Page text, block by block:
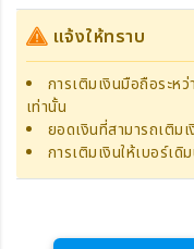
แจ้งให้ทราบ
การเติมเงินมือถือระหว่
เท่านั้น
ยอดเงินที่สามารถเติม
การเติมเงินให้เบอร์เ